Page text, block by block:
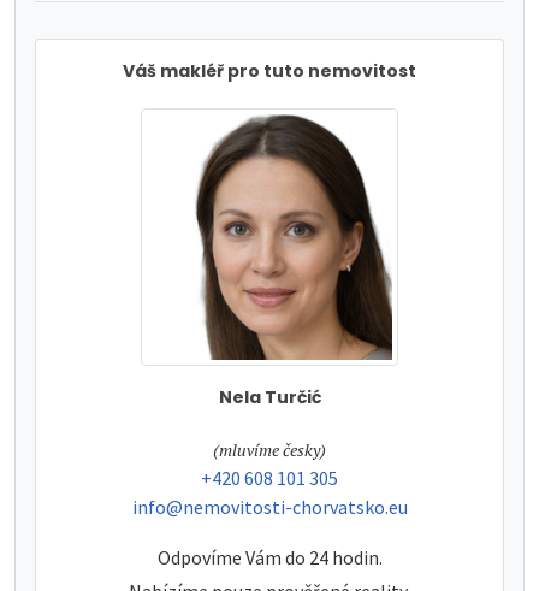
Váš makléř pro tuto nemovitost
Nela Turčić
tel:
(mluvíme česky)
tel:
+420 608 101 305
e-mail:
info@nemovitosti-chorvatsko.eu
Odpovíme Vám do 24 hodin.